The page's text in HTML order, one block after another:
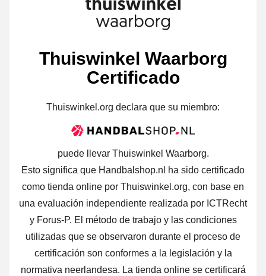
Thuiswinkel Waarborg
Certificado
Thuiswinkel.org declara que su miembro:
puede llevar Thuiswinkel Waarborg.
Esto significa que Handbalshop.nl ha sido certificado
como tienda online por Thuiswinkel.org, con base en
una evaluación independiente realizada por ICTRecht
y Forus-P. El método de trabajo y las condiciones
utilizadas que se observaron durante el proceso de
certificación son conformes a la legislación y la
normativa neerlandesa. La tienda online se certificará